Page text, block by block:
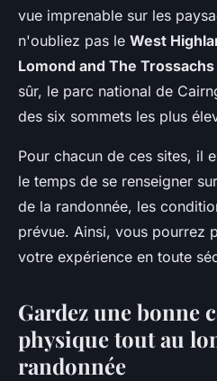
vue imprenable sur les
n'oubliez pas le West
Lomond and The
sûr, le parc national de
des six sommets les plus
Pour chacun de ces sites, il
le temps de se renseigner
de la randonnée, les
prévue. Ainsi, vous pourrez
votre expérience en toute
Gardez une bonne
physique tout au
randonnée